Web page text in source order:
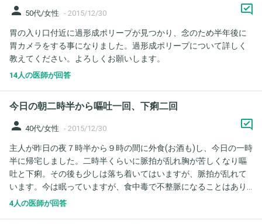
た。 もしかして萎縮性胃炎が進行してしまったのかと心配です。
とこの胃痛に悩まさせるのかと不安です。薬で治るのでしょう
か？萎縮性胃炎は治らないと聞くので心配です。 一週間で萎縮性
胃炎が進行してしまったのでしょうか？消化器内科へは年始に行
く予定です。
person 50代/女性 - 2015/12/30
胃の入り口付近に過形成ポリープが見つかり、念のため半年後に
胃カメラをする事になりました。過形成ポリープについて詳しく
教えてください。よろしくお願いします。
14人の医師が回答
今日の朝二時半から嘔吐一回、下痢二回
person 40代/女性 - 2015/12/30
主人が昨日の夜７時半から９時の間に外食(お酒も)し、今日の一時
半に帰宅しました。二時半くらいに脈拍が乱れ胸が苦しくなり嘔
吐と下痢。その後も少しは落ち着いてはいますが、脈拍が乱れて
います。今は眠っていますが、食中毒で不整脈になることはあり
ますか？ ちなみに主人は持病があります。潰瘍性大腸炎と糖尿(イ
4人の医師が回答